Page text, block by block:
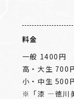
料金
一般 1400円
高・大生 700
小・中生 500
※「漆 ―徳川